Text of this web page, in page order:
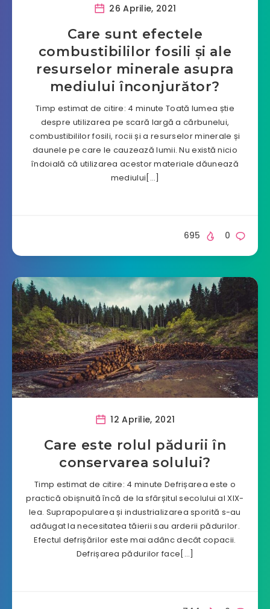
26 Aprilie, 2021
Care sunt efectele
combustibililor fosili și ale
resurselor minerale asupra
mediului înconjurător?
Timp estimat de citire: 4 minute Toată lumea știe
despre utilizarea pe scară largă a cărbunelui,
combustibililor fosili, rocii și a resurselor minerale și
daunele pe care le cauzează lumii. Nu există nicio
îndoială că utilizarea acestor materiale dăunează
mediului[…]
0
695
12 Aprilie, 2021
Care este rolul pădurii în
conservarea solului?
Timp estimat de citire: 4 minute Defrișarea este o
practică obișnuită încă de la sfârșitul secolului al XIX-
lea. Suprapopularea și industrializarea sporită s-au
adăugat la necesitatea tăierii sau arderii pădurilor.
Efectul defrișărilor este mai adânc decât copacii.
Defrișarea pădurilor face[…]